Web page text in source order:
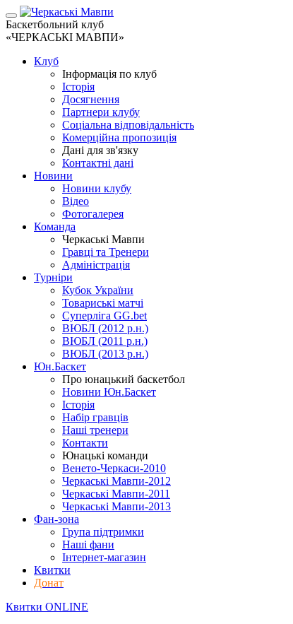
Баскетбольний клуб
«ЧЕРКАСЬКІ МАВПИ»
Клуб
Інформація по клуб
Історія
Досягнення
Партнери клубу
Соціальна відповідальність
Комерційна пропозиція
Дані для зв'язку
Контактні дані
Новини
Новини клубу
Відео
Фотогалерея
Команда
Черкаські Мавпи
Гравці та Тренери
Адміністрація
Турніри
Кубок України
Товариські матчі
Суперліга GG.bet
ВЮБЛ (2012 р.н.)
ВЮБЛ (2011 р.н.)
ВЮБЛ (2013 р.н.)
Юн.Баскет
Про юнацький баскетбол
Новини Юн.Баскет
Історія
Набір гравців
Наші тренери
Контакти
Юнацькі команди
Венето-Черкаси-2010
Черкаські Мавпи-2012
Черкаські Мавпи-2011
Черкаські Мавпи-2013
Фан-зона
Група підтримки
Наші фани
Інтернет-магазин
Квитки
Донат
Квитки ONLINE